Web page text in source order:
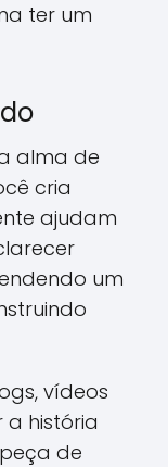
ter um
alma de
cria
ajudam
um
vídeos
história
de